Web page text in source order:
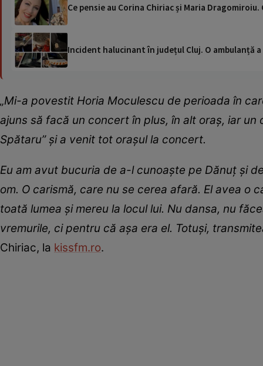
Ce pensie au Corina Chiriac și Maria
Incident halucinant în județul Cluj. O ambulanță
„Mi-a povestit Horia Moculescu de perioada în
ajuns să facă un concert în plus, în alt oraș, iar
Spătaru” și a venit tot orașul la concert.
Eu am avut bucuria de a-l cunoaște pe Dănuț și
om. O carismă, care nu se cerea afară. El avea o
toată lumea și mereu la locul lui. Nu dansa, nu
vremurile, ci pentru că așa era el. Totuși,
Chiriac, la kissfm.ro.